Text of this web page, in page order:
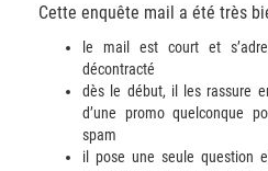
Cette enquête mail a été très
le mail est court et
décontracté
dès le début, il les rassure
d’une promo quelconque
spam
il pose une seule question